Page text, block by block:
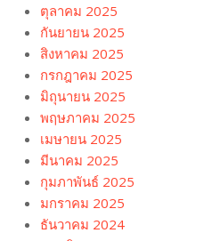
ตุลาคม 2025
กันยายน 2025
สิงหาคม 2025
กรกฎาคม 2025
มิถุนายน 2025
พฤษภาคม 2025
เมษายน 2025
มีนาคม 2025
กุมภาพันธ์ 2025
มกราคม 2025
ธันวาคม 2024